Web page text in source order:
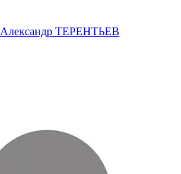
Александр ТЕРЕНТЬЕВ